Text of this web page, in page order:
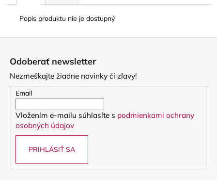
Popis produktu nie je dostupný
Odoberať newsletter
Nezmeškajte žiadne novinky či zľavy!
Email
Vložením e-mailu súhlasíte s podmienkami ochrany
osobných údajov
PRIHLÁSIŤ SA